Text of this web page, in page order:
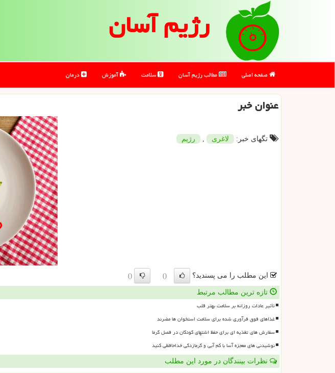
رژیم آسان
صفحه اصلی مطالب رژیم آسان سلامت آموزش درمان
عنوان خبر
تگهای خبر: لاغری , رژیم
این مطلب را می پسندید؟ ()
()
تازه ترین مطالب مرتبط
تأثیر عادات روزانه بر سلامت بهتر قلب
غذاهای فوق فرآوری شده برای سلامت استخوان ها مضرند
سفارش های تغذیه ای برای حفظ اشتهای کودکان در فصل گرما
نوشیدنی های معجزه آسا با کم آبی و گرمازدگی خداحافظی کنید
نظرات بینندگان در مورد این مطلب